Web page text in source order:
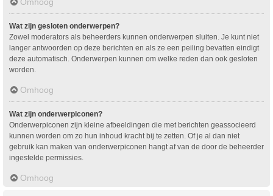
Wat zijn gesloten onderwerpen?
Zowel moderators als beheerders kunnen onderwerpen sluiten. Je kunt niet
langer antwoorden op deze berichten en als ze een peiling bevatten eindigt
deze automatisch. Onderwerpen kunnen om welke reden dan ook gesloten
worden.
Omhoog
Wat zijn onderwerpiconen?
Onderwerpiconen zijn kleine afbeeldingen die met berichten geassocieerd
kunnen worden om zo hun inhoud kracht bij te zetten. Of je al dan niet
gebruik kan maken van onderwerpiconen hangt af van de door de beheerder
ingestelde permissies.
Omhoog